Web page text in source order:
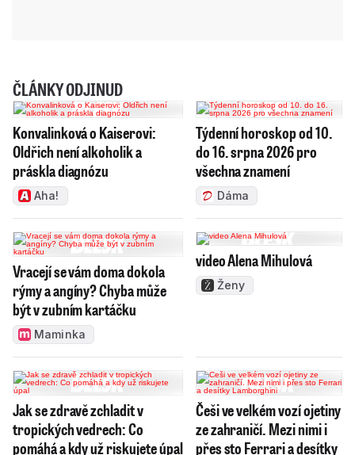
ČLÁNKY ODJINUD
Konvalinková o Kaiserovi:
Oldřich není alkoholik a
práskla diagnózu
Aha!
Týdenní horoskop od 10.
do 16. srpna 2026 pro
všechna znamení
Dáma
Vracejí se vám doma dokola
rýmy a angíny? Chyba může
být v zubním kartáčku
Maminka
video Alena Mihulová
Ženy
Jak se zdravě zchladit v
tropických vedrech: Co
pomáhá a kdy už riskujete úpal
Češi ve velkém vozí ojetiny
ze zahraničí. Mezi nimi i
přes sto Ferrari a desítky